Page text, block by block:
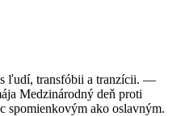
ľudí, transfóbii a tranzícii. —
Medzinárodný deň proti
spomienkovým ako oslavným.